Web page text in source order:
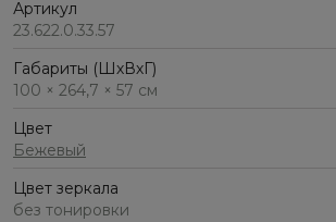
Артикул
23.622.0.33.57
Габариты (ШхВхГ)
100 × 264,7 × 57 см
Цвет
Бежевый
Цвет зеркала
без тонировки